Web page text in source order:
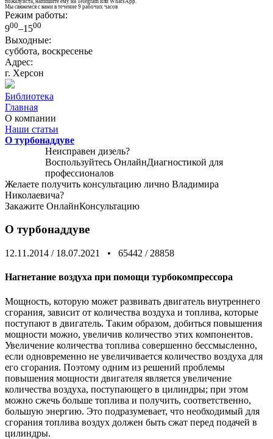
пожалуйста, напишите ему на Telegram или WhatsApp.
Мы свяжемся с вами в течение 9 рабочих часов
Режим работы:
900–1500
Выходные:
суббота, воскресенье
Адрес:
г. Херсон
Библиотека
Главная
О компании
Наши статьи
О турбонаддуве
Неисправен дизель?
Воспользуйтесь ОнлайнДиагностикой для
профессионалов
Желаете получить консультацию лично Владимира
Николаевича?
Закажите ОнлайнКонсультацию
О турбонаддуве
12.11.2014 / 18.07.2021 • 65442 / 28858
Нагнетание воздуха при помощи турбокомпрессора
Мощность, которую может развивать двигатель внутреннего
сгорания, зависит от количества воздуха и топлива, которые
поступают в двигатель. Таким образом, добиться повышения
мощности можно, увеличив количество этих компонентов.
Увеличение количества топлива совершенно бессмысленно,
если одновременно не увеличивается количество воздуха для
его сгорания. Поэтому одним из решений проблемы
повышения мощности двигателя является увеличение
количества воздуха, поступающего в цилиндры; при этом
можно сжечь больше топлива и получить, соответственно,
большую энергию. Это подразумевает, что необходимый для
сгорания топлива воздух должен быть сжат перед подачей в
цилиндры.